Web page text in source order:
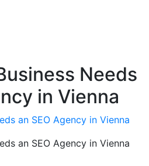
Needs
in Vienna
an SEO Agency in Vienna
an SEO Agency in Vienna